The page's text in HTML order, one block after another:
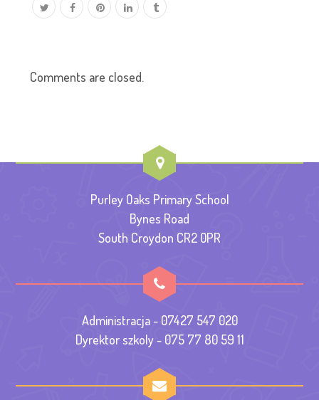
Comments are closed.
Purley Oaks Primary School
Bynes Road
South Croydon CR2 0PR
Administracja - 07427 547 020
Dyrektor szkoly - 075 77 80 59 11